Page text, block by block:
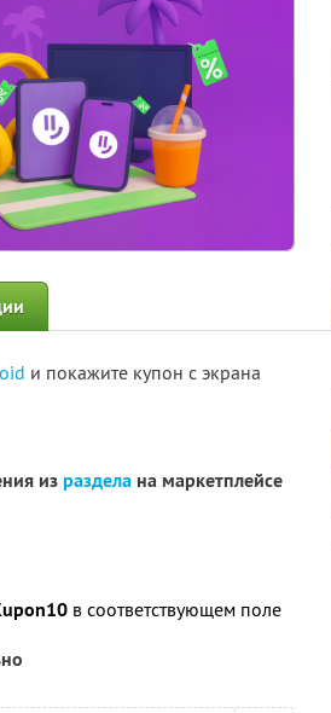
и покажите купон с экрана
израздела на маркетплейсе
в соответствующем поле